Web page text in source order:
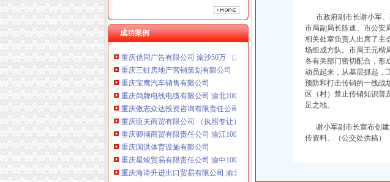
成功案例
重庆星竣贸易有限责任公司 渝中100万 （进出口权）
重庆海谛升进出口贸易有限公司 渝北100万 （进出口权）
重庆奕欣锦诚商贸有限公司 渝九50万 （工商注册）
重庆三虹房地产营销策划有限公司
重庆宝鹰汽车销售有限公司
重庆鸽牌电线电缆有限公司 渝北10010万 (进出口权)
重庆傲志众达投资咨询有限责任公司 渝九1000万 （增资）
重庆臣夫商贸有限公司 （执照专让）
重庆卿倾商贸有限责任公司 渝江100万 （工商注册）
重庆国洪体育设施有限公司
重庆星竣贸易有限责任公司 渝中100万 （进出口权）
重庆海谛升进出口贸易有限公司 渝北100万 （进出口权）
重庆奕欣锦诚商贸有限公司 渝九50万 （工商注册）
市政府副市长谢小军、
市局副局长陈速、市公安
相关处室负责人出席了主
场组成方队。市局王元楷
各有关部门密切配合，形
动员起来，从基层抓起，
预防和打击传销的一线战
区（村）禁止传销知识普
足之地。
谢小军副市长宣布创建
传资料。（公交处供稿）